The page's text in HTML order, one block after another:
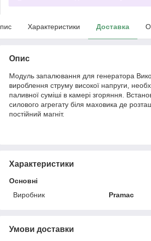
Характеристики Доставка
Опис
Модуль запалювання для генератора
вироблення струму високої напруги,
паливної суміші в камері згоряння.
силового агрегату біля маховика де
постійний магніт.
Характеристики
Основні
Виробник
Pramac
Умови доставки